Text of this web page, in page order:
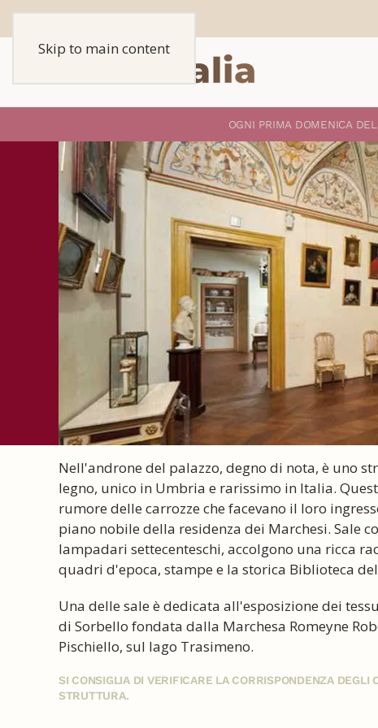
Skip to main content
OGNI PRIMA DOMENICA
Nell'androne del palazzo, degno di nota, è uno
legno, unico in Umbria e rarissimo in Italia.
rumore delle carrozze che facevano il loro
piano nobile della residenza dei Marchesi. Sale
lampadari settecenteschi, accolgono una ricca
quadri d'epoca, stampe e la storica Biblioteca
Una delle sale è dedicata all'esposizione dei
di Sorbello fondata dalla Marchesa Romeyne
Pischiello, sul lago Trasimeno.
SI CONSIGLIA DI VERIFICARE LA CORRISPONDENZA
STRUTTURA.